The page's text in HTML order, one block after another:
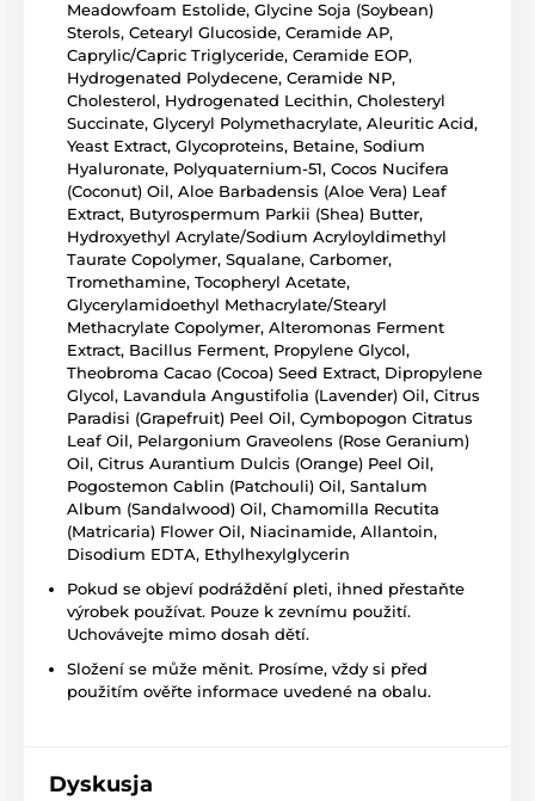
Meadowfoam Estolide, Glycine Soja (Soybean)
Sterols, Cetearyl Glucoside, Ceramide AP,
Caprylic/Capric Triglyceride, Ceramide EOP,
Hydrogenated Polydecene, Ceramide NP,
Cholesterol, Hydrogenated Lecithin, Cholesteryl
Succinate, Glyceryl Polymethacrylate, Aleuritic Acid,
Yeast Extract, Glycoproteins, Betaine, Sodium
Hyaluronate, Polyquaternium-51, Cocos Nucifera
(Coconut) Oil, Aloe Barbadensis (Aloe Vera) Leaf
Extract, Butyrospermum Parkii (Shea) Butter,
Hydroxyethyl Acrylate/Sodium Acryloyldimethyl
Taurate Copolymer, Squalane, Carbomer,
Tromethamine, Tocopheryl Acetate,
Glycerylamidoethyl Methacrylate/Stearyl
Methacrylate Copolymer, Alteromonas Ferment
Extract, Bacillus Ferment, Propylene Glycol,
Theobroma Cacao (Cocoa) Seed Extract, Dipropylene
Glycol, Lavandula Angustifolia (Lavender) Oil, Citrus
Paradisi (Grapefruit) Peel Oil, Cymbopogon Citratus
Leaf Oil, Pelargonium Graveolens (Rose Geranium)
Oil, Citrus Aurantium Dulcis (Orange) Peel Oil,
Pogostemon Cablin (Patchouli) Oil, Santalum
Album (Sandalwood) Oil, Chamomilla Recutita
(Matricaria) Flower Oil, Niacinamide, Allantoin,
Disodium EDTA, Ethylhexylglycerin
Pokud se objeví podráždění pleti, ihned přestaňte
výrobek používat. Pouze k zevnímu použití.
Uchovávejte mimo dosah dětí.
Složení se může měnit. Prosíme, vždy si před
použitím ověřte informace uvedené na obalu.
Dyskusja